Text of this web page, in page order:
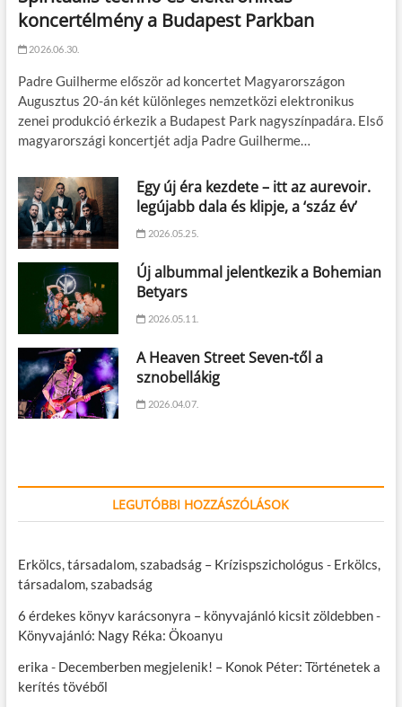
koncertélmény a Budapest Parkban
2026.06.30.
Padre Guilherme először ad koncertet Magyarországon
Augusztus 20-án két különleges nemzetközi elektronikus
zenei produkció érkezik a Budapest Park nagyszínpadára. Első
magyarországi koncertjét adja Padre Guilherme…
Egy új éra kezdete – itt az aurevoir.
legújabb dala és klipje, a ‘száz év’
2026.05.25.
Új albummal jelentkezik a Bohemian
Betyars
2026.05.11.
A Heaven Street Seven-től a
sznobellákig
2026.04.07.
LEGUTÓBBI HOZZÁSZÓLÁSOK
Erkölcs, társadalom, szabadság – Krízispszichológus - Erkölcs,
társadalom, szabadság
6 érdekes könyv karácsonyra – könyvajánló kicsit zöldebben-
Könyvajánló: Nagy Réka: Ökoanyu
erika - Decemberben megjelenik! – Konok Péter: Történetek a
kerítés tövéből